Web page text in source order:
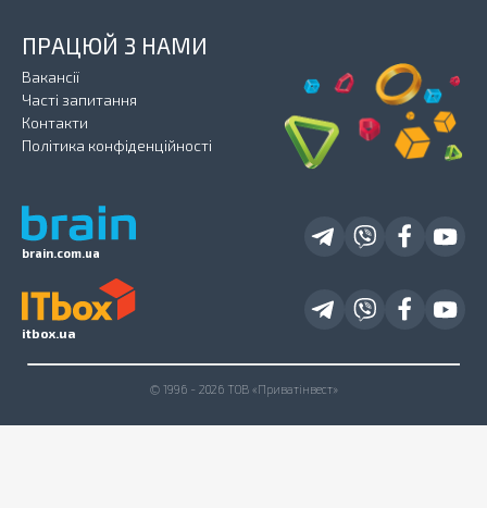
brain.com.ua
ПРАЦЮЙ З НАМИ
Вакансії
Часті запитання
Контакти
Політика конфіденційності
itbox.ua
© 1996 - 2026 ТОВ «Приватінвест»